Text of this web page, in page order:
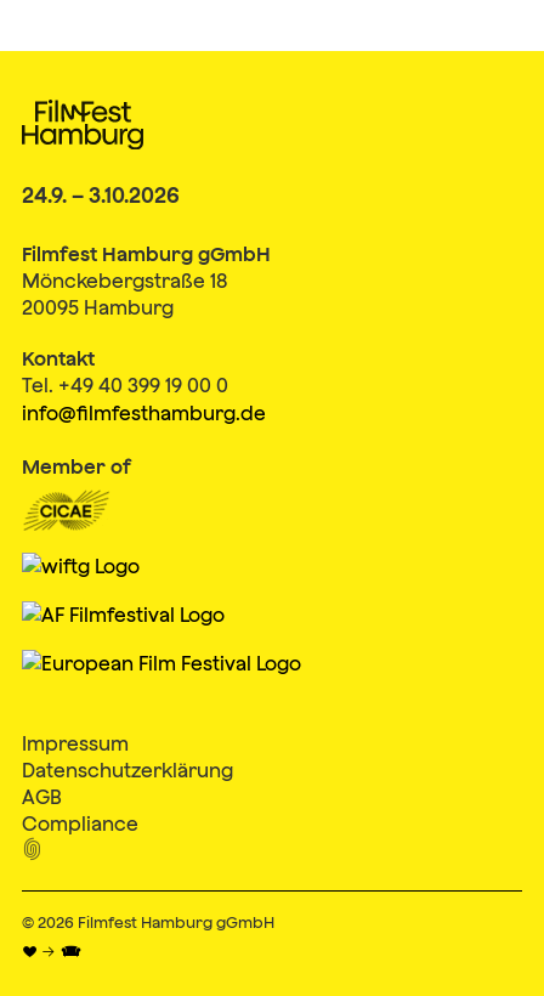
24.9. – 3.10.2026
Filmfest Hamburg gGmbH
Mönckebergstraße 18
20095 Hamburg
Kontakt
Tel. +49 40 399 19 00 0
info@filmfesthamburg.de
Member of
Impressum
Datenschutzerklärung
AGB
Compliance

© 2026 Filmfest Hamburg gGmbH
♥ → 